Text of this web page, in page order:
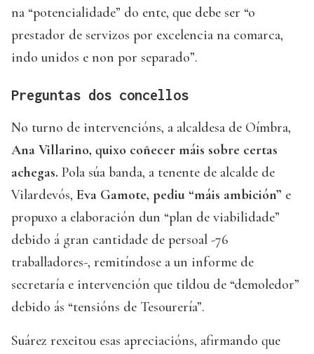
na “potencialidade” do ente, que debe ser “o
prestador de servizos por excelencia na comarca,
indo unidos e non por separado”.
Preguntas dos concellos
No turno de intervencións, a alcaldesa de Oímbra,
Ana Villarino, quixo coñecer máis sobre certas
achegas. Pola súa banda, a tenente de alcalde de
Vilardevós, Eva Gamote, pediu “máis ambición” e
propuxo a elaboración dun “plan de viabilidade”
debido á gran cantidade de persoal -76
traballadores-, remitíndose a un informe de
secretaría e intervención que tildou de “demoledor”
debido ás “tensións de Tesourería”.
Suárez rexeitou esas apreciacións, afirmando que